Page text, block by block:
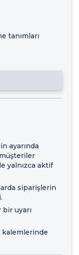
tanımları
ayarında
yalnızca aktif
siparişlerin
bir uyarı
kalemlerinde